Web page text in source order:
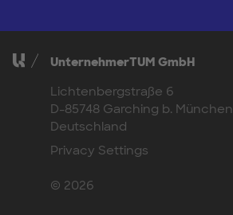
UnternehmerTUM GmbH
Lichtenbergstraße 6
D-85748 Garching b. München
Deutschland
Privacy Settings
© 2026